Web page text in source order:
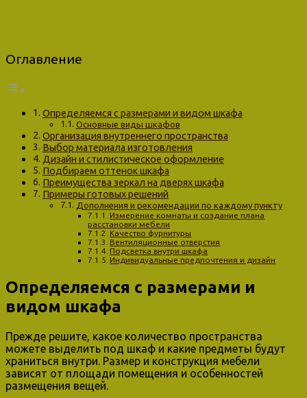
Оглавление
Определяемся с размерами и видом шкафа
Основные виды шкафов
Организация внутреннего пространства
Выбор материала изготовления
Дизайн и стилистическое оформление
Подбираем оттенок шкафа
Преимущества зеркал на дверях шкафа
Примеры готовых решений
Дополнения и рекомендации по каждому пункту
Измерение комнаты и создание плана
расстановки мебели
Качество фурнитуры
Вентиляционные отверстия
Подсветка внутри шкафа
Индивидуальные предпочтения и дизайн
Определяемся с размерами и
видом шкафа
Прежде решите, какое количество пространства
можете выделить под шкаф и какие предметы будут
храниться внутри. Размер и конструкция мебели
зависят от площади помещения и особенностей
размещения вещей.